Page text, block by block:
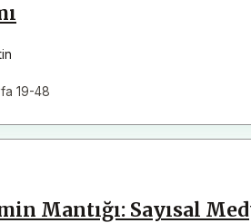
19-48
Mantığı: Sayısal